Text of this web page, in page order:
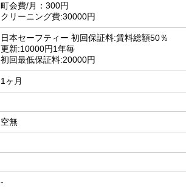
町会費/月：300円
クリーニング費:30000円
日本セーフティー 初回保証料:賃料総額50％
更新:10000円1年毎
初回最低保証料:20000円
1ヶ月
空無
-